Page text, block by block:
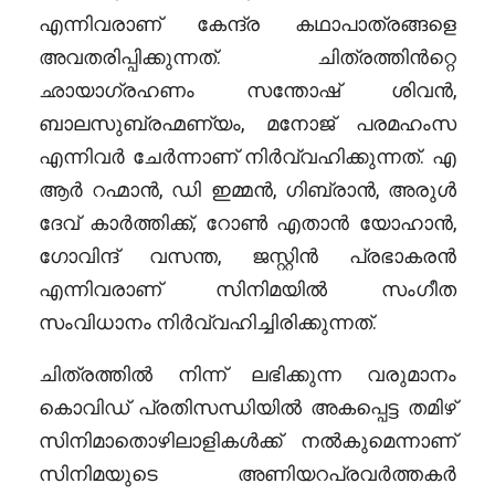
എന്നിവരാണ് കേന്ദ്ര കഥാപാത്രങ്ങളെ
അവതരിപ്പിക്കുന്നത്. ചിത്രത്തിൻറ്റെ
ഛായാഗ്രഹണം സന്തോഷ് ശിവൻ,
ബാലസുബ്രഹ്മണ്യം, മനോജ് പരമഹംസ
എന്നിവർ ചേർന്നാണ് നിർവ്വഹിക്കുന്നത്. എ
ആർ റഹ്മാൻ, ഡി ഇമ്മൻ, ഗിബ്രാൻ, അരുൾ
ദേവ് കാർത്തിക്ക്, റോൺ എതാൻ യോഹാൻ,
ഗോവിന്ദ് വസന്ത, ജസ്റ്റിൻ പ്രഭാകരൻ
എന്നിവരാണ് സിനിമയിൽ സംഗീത
സംവിധാനം നിർവ്വഹിച്ചിരിക്കുന്നത്.
ചിത്രത്തിൽ നിന്ന് ലഭിക്കുന്ന വരുമാനം
കൊവിഡ് പ്രതിസന്ധിയിൽ അകപ്പെട്ട തമിഴ്
സിനിമാതൊഴിലാളികൾക്ക് നൽകുമെന്നാണ്
സിനിമയുടെ അണിയറപ്രവർത്തകർ